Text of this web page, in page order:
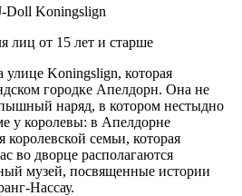
Doll Koningslign
лиц от 15 лет и старше
улице Koningslign, которая
городке Апелдорн. Она не
наряд, в котором нестыдно
у королевы: в Апелдорне
королевской семьи, которая
во дворце располагаются
музей, посвященные истории
Нассау.